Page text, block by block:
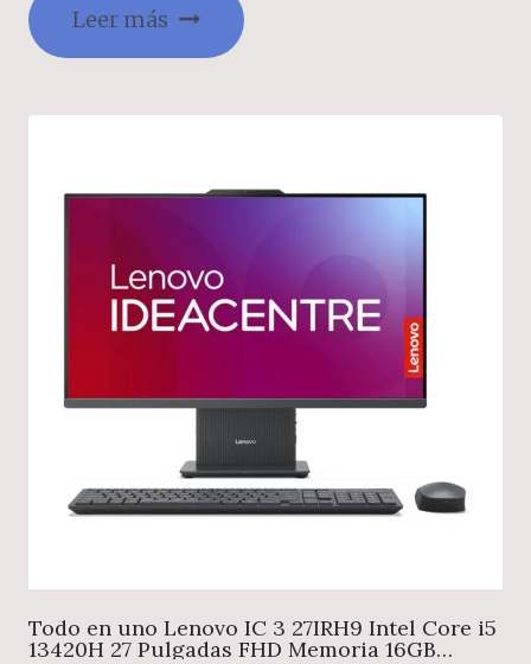
Leer más
Todo en uno Lenovo IC 3 27IRH9 Intel Core i5
13420H 27 Pulgadas FHD Memoria 16GB